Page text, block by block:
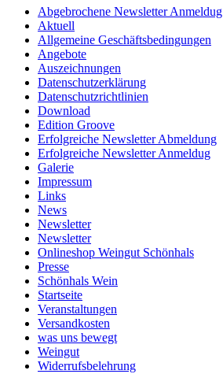
Abgebrochene Newsletter Anmeldug
Aktuell
Allgemeine Geschäftsbedingungen
Angebote
Auszeichnungen
Datenschutzerklärung
Datenschutzrichtlinien
Download
Edition Groove
Erfolgreiche Newsletter Abmeldung
Erfolgreiche Newsletter Anmeldug
Galerie
Impressum
Links
News
Newsletter
Newsletter
Onlineshop Weingut Schönhals
Presse
Schönhals Wein
Startseite
Veranstaltungen
Versandkosten
was uns bewegt
Weingut
Widerrufsbelehrung